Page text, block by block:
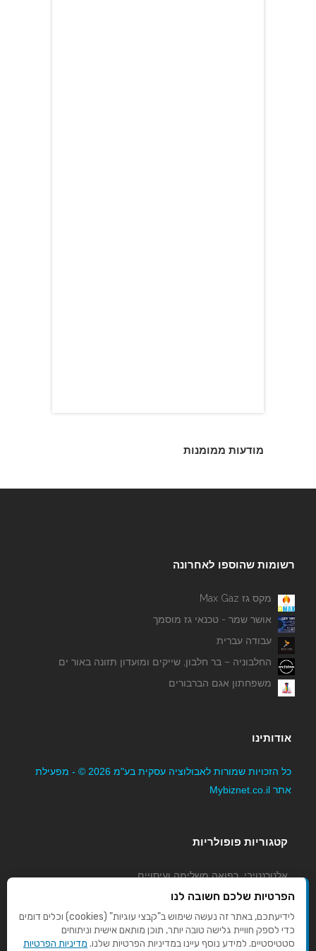
מודעות ממומנות
רשומות שהוספו לאחרונה
מקס גז Max Gaz
אושר שמר - טכנאי גז מוסמך
עבודה עברית
החלבוניה – בר חלבון, שייקים ומועדון תזונה באור ים
משפחתון אגם הברבורים
אודותינו
כל הזכויות שמורות לאבולוציה עסקית בע"מ 2026 © - מפעילת
אתר Mybiznet.co.il
קטגוריות פופולריות
אלטרנטיבי, רפואה משלימה ועיסויים
גני ילדים, משפחתונים וצהרונים
קוסמטיקה טיפוח ויופי
מורים לנהיגה
הפרטיות שלכם חשובה לנו
לידיעתכם, באתר זה נעשה שימוש ב"קבצי עוגיות" (cookies) וכלים דומים
כדי לספק חוויית גלישה טובה יותר, תוכן מותאם אישית וניתוחים
סטטיסטיים. למידע נוסף עיינו במדיניות הפרטיות שלנו. מדיניות הפרטיות